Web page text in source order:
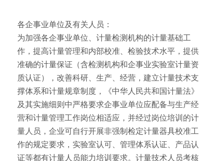
各企事业单位及有关人员：
为加强各企事业单位、计量检测机构的计量基础工
作，提高计量管理和内部校准、检验技术水平，提供
准确的计量保证（含检测机构和企事业实验室计量资
质认证），改善科研、生产、经营，建立计量技术支
撑体系和计量规章制度，《中华人民共和国计量法》
及其实施细则中严格要求企事业单位应配备与生产经
营和计量管理工作岗位相适应，并经过岗位培训的计
量人员，企业可自行开展非强制检定计量器具校准工
作的规定要求，实验室认可、管理体系认证、产品认
证等都有计量人员能力培训要求。计量技术人员考核